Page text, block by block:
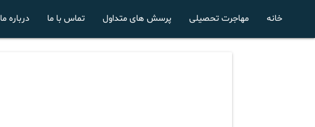
خانه مهاجرت تحصیلی پرسش های متداول تماس با ما درباره ما